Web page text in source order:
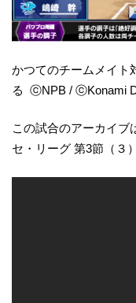
かつてのチームメイト
る ⓒNPB / ⓒKonami
この試合のアーカイブ
セ・リーグ 第3節（３